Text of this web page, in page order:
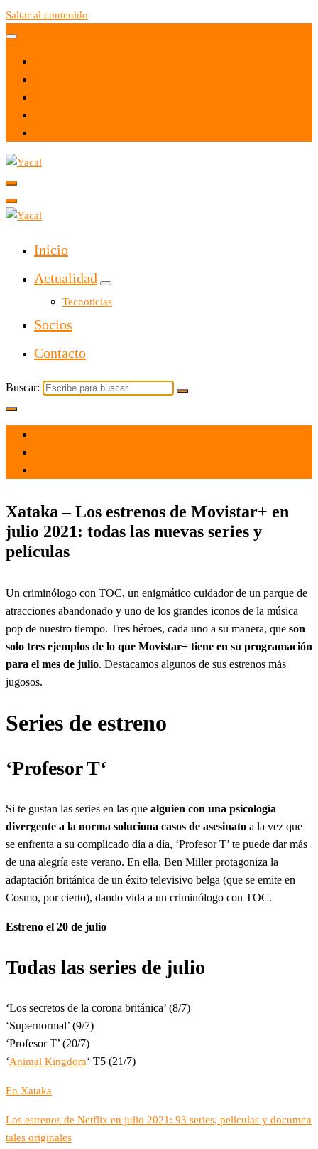
Saltar al contenido
Yacal micro hosting
Inicio
Actualidad
Tecnoticias
Socios
Contacto
Buscar:
Xataka – Los estrenos de Movistar+ en
julio 2021: todas las nuevas series y
películas
Un criminólogo con TOC, un enigmático cuidador de un parque de
atracciones abandonado y uno de los grandes iconos de la música
pop de nuestro tiempo. Tres héroes, cada uno a su manera, que son
solo tres ejemplos de lo que Movistar+ tiene en su programación
para el mes de julio. Destacamos algunos de sus estrenos más
jugosos.
Series de estreno
‘Profesor T‘
Si te gustan las series en las que alguien con una psicología
divergente a la norma soluciona casos de asesinato a la vez que
se enfrenta a su complicado día a día, ‘Profesor T’ te puede dar más
de una alegría este verano. En ella, Ben Miller protagoniza la
adaptación británica de un éxito televisivo belga (que se emite en
Cosmo, por cierto), dando vida a un criminólogo con TOC.
Estreno el 20 de julio
Todas las series de julio
‘Los secretos de la corona británica’ (8/7)
‘Supernormal’ (9/7)
‘Profesor T’ (20/7)
‘Animal Kingdom‘ T5 (21/7)
En Xataka
Los estrenos de Netflix en julio 2021: 93 series, películas y documen
tales originales